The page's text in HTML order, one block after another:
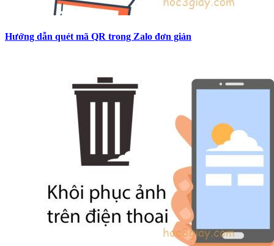
Hướng dẫn quét mã QR trong Zalo đơn giản